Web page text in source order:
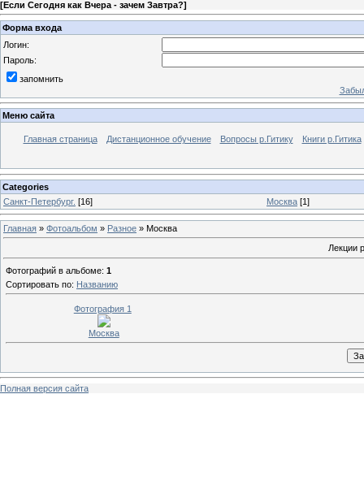
[Если Сегодня как Вчера - зачем Завтра?]
Форма входа
Логин:
Пароль:
запомнить
Меню сайта
Главная страница Дистанционное обучение Вопросы р.Гитику Книги р.Гитика
Categories
Санкт-Петербург. [16] Москва [1]
Главная » Фотоальбом » Разное » Москва
Лекции
Фотографий в альбоме: 1
Сортировать по: Названию
Фотография 1
Москва
Полная версия сайта